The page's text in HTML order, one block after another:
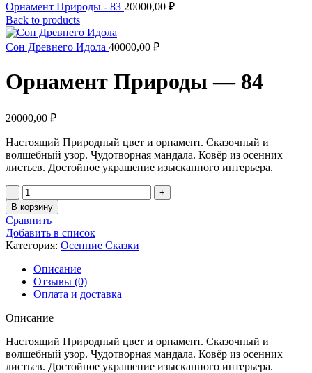
Орнамент Природы - 83 20000,00 ₽
Back to products
Сон Древнего Идола 40000,00 ₽
Орнамент Природы — 84
20000,00 ₽
Настоящий Природный цвет и орнамент. Сказочный и
волшебный узор. Чудотворная мандала. Ковёр из осенних
листьев. Достойное украшение изысканного интерьера.
Количество
товара
Орнамент
Природы
-
84
В корзину
Сравнить
Добавить в список
Категория: Осенние Сказки
Описание
Отзывы (0)
Оплата и доставка
Описание
Настоящий Природный цвет и орнамент. Сказочный и
волшебный узор. Чудотворная мандала. Ковёр из осенних
листьев. Достойное украшение изысканного интерьера.